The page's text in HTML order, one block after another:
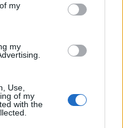
my
my
Use,
of my
with the
θερμοκρασία
(11/8)
στην χώρα τη
°C.